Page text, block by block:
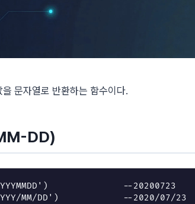
문자열로 반환하는 함수이다.
DD)
)
--20200723
MM/DD' )
--2020/07/23